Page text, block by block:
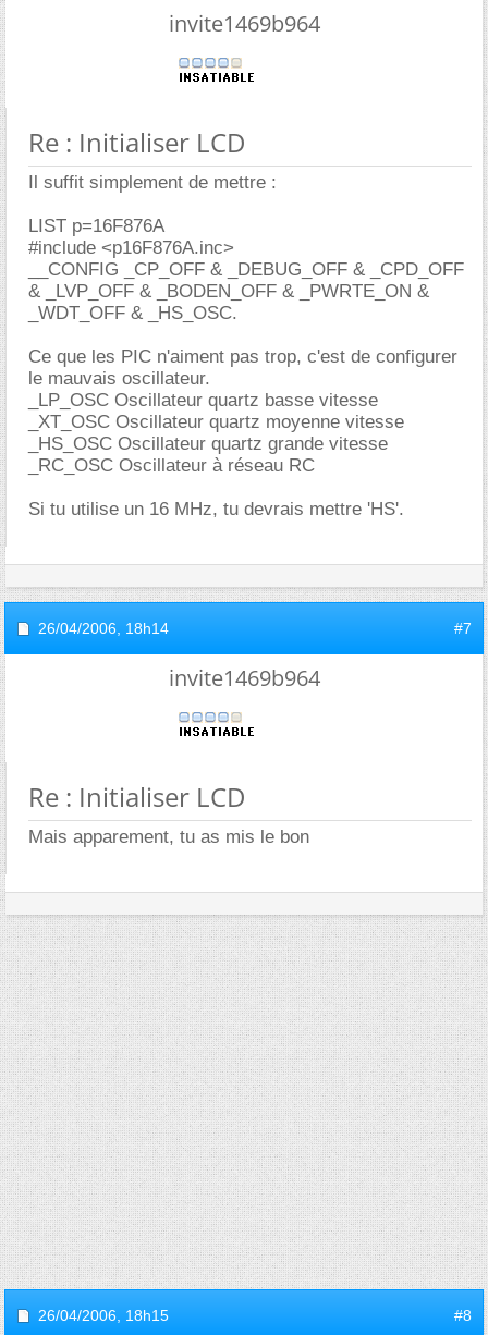
invite1469b964
Re : Initialiser LCD
Il suffit simplement de mettre :
LIST p=16F876A
#include <p16F876A.inc>
__CONFIG _CP_OFF & _DEBUG_OFF & _CPD_OFF
& _LVP_OFF & _BODEN_OFF & _PWRTE_ON &
_WDT_OFF & _HS_OSC.
Ce que les PIC n'aiment pas trop, c'est de configurer
le mauvais oscillateur.
_LP_OSC Oscillateur quartz basse vitesse
_XT_OSC Oscillateur quartz moyenne vitesse
_HS_OSC Oscillateur quartz grande vitesse
_RC_OSC Oscillateur à réseau RC
Si tu utilise un 16 MHz, tu devrais mettre 'HS'.
26/04/2006, 18h14 #7
invite1469b964
Re : Initialiser LCD
Mais apparement, tu as mis le bon
26/04/2006, 18h15 #8